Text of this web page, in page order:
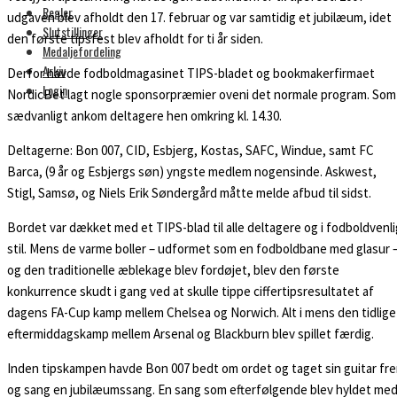
Regler
Slutstillinger
Medaljefordeling
Arkiv
Login
udgaven blev afholdt den 17. februar og var samtidig et jubilæum, idet
den første tipsfest blev afholdt for ti år siden.
Derfor havde fodboldmagasinet TIPS-bladet og bookmakerfirmaet
NordicBet lagt nogle sponsorpræmier oveni det normale program. Som
sædvanligt ankom deltagere hen omkring kl. 14.30.
Deltagerne: Bon 007, CID, Esbjerg, Kostas, SAFC, Windue, samt FC
Barca, (9 år og Esbjergs søn) yngste medlem nogensinde. Askwest,
Stigl, Samsø, og Niels Erik Søndergård måtte melde afbud til sidst.
Bordet var dækket med et TIPS-blad til alle deltagere og i
stil. Mens de varme boller – udformet som en fodboldbane med glasur
og den traditionelle æblekage blev fordøjet, blev den første
konkurrence skudt i gang ved at skulle tippe ciffertipsresultatet af
dagens FA-Cup kamp mellem Chelsea og Norwich. Alt i mens den tidlige
eftermiddagskamp mellem Arsenal og Blackburn blev spillet færdig.
Inden tipskampen havde Bon 007 bedt om ordet og taget sin guitar
og sang en jubilæumssang. En sang som efterfølgende blev hyldet med